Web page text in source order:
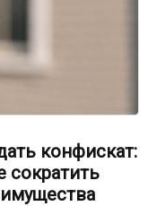
конфискат:
сократить